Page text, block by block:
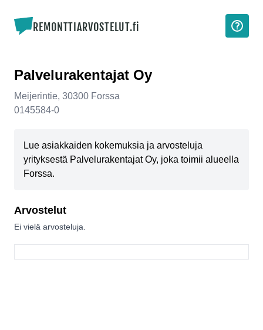
REMONTTIARVOSTELUT.fi
Palvelurakentajat Oy
Meijerintie, 30300 Forssa
0145584-0
Lue asiakkaiden kokemuksia ja arvosteluja
yrityksestä Palvelurakentajat Oy, joka toimii alueella
Forssa.
Arvostelut
Ei vielä arvosteluja.